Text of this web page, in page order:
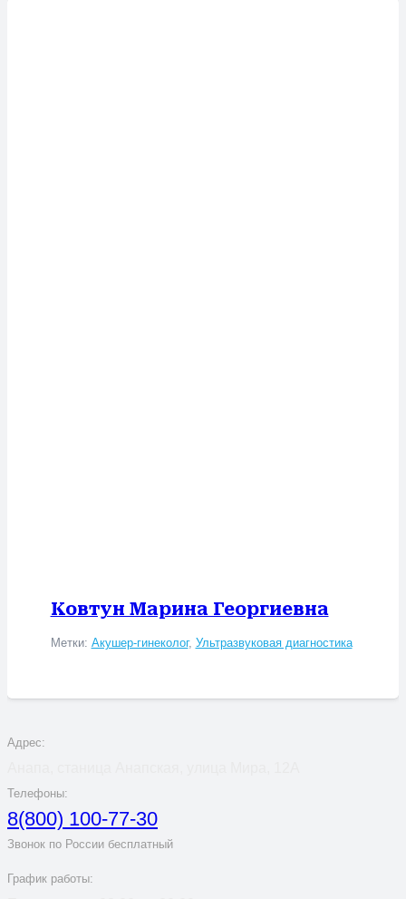
Ковтун Марина Георгиевна
Метки: Акушер-гинеколог, Ультразвуковая диагностика
Адрес:
Телефоны:
8(800) 100-77-30
Звонок по России бесплатный
График работы: